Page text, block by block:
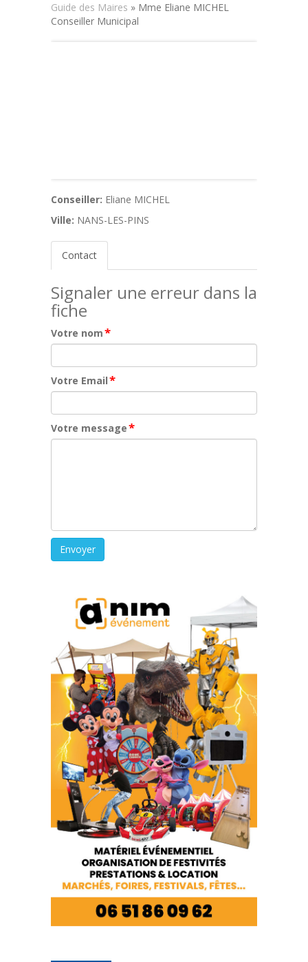
Guide des Maires » Mme Eliane MICHEL
Conseiller Municipal
Conseiller: Eliane MICHEL
Ville: NANS-LES-PINS
Contact
Signaler une erreur dans la
fiche
Votre nom*
Votre Email*
Votre message*